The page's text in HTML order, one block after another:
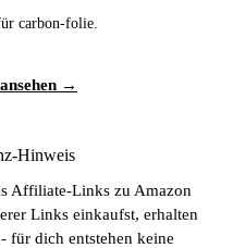
carbon-folie.
→
Hinweis
Affiliate-Links zu Amazon
Links einkaufst, erhalten
für dich entstehen keine